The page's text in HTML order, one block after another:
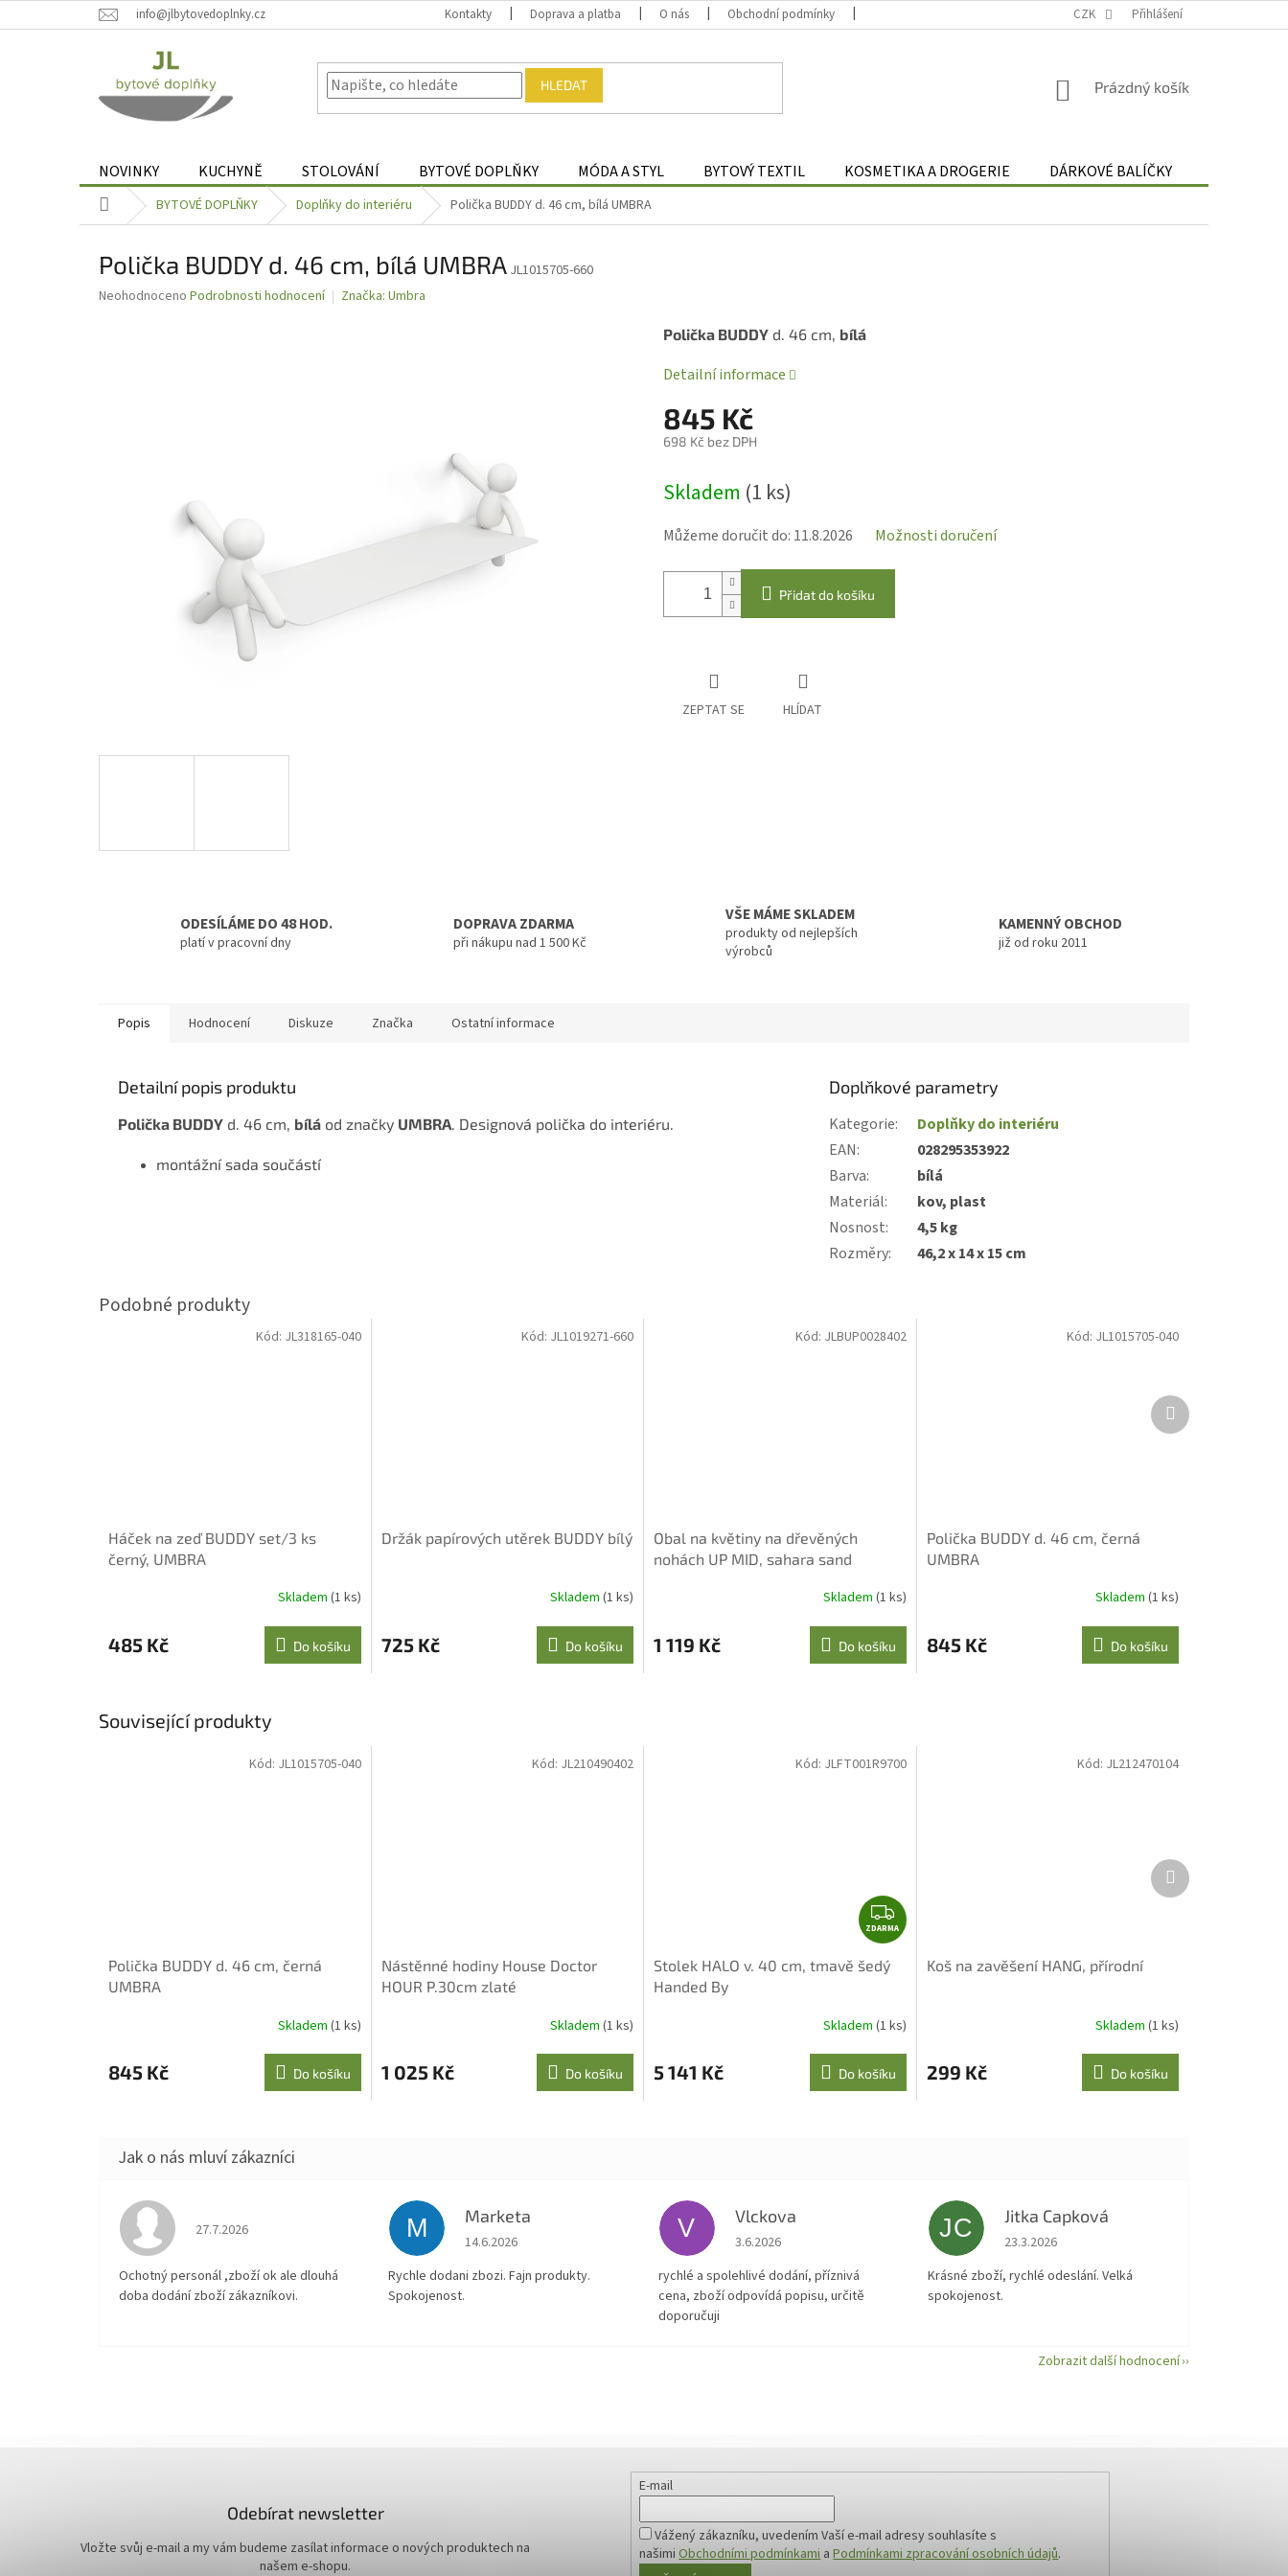
na
info@jlbytovedoplnky.cz Kontakty Doprava a platba O nás Obchodní podmínky Odstoupení od smlouvy
CZK Přihlášení
HLEDAT
NÁKUPNÍ
Prázdný košík
NOVINKY KUCHYNĚ STOLOVÁNÍ BYTOVÉ DOPLŇKY MÓDA A STYL BYTOVÝ TEXTIL KOSMETIKA A DROGERIE DÁRKOVÉ BALÍČKY
Domů BYTOVÉ DOPLŇKY Doplňky do interiéru Polička BUDDY d. 46 cm, bílá UMBRA
Polička BUDDY d. 46 cm, bílá UMBRA JL1015705-660
Průměrné
Neohodnoceno Podrobnosti hodnocení Značka: Umbra
845 Kč
698 Kč bez DPH
cena:
Skladem (1 ks)
Můžeme doručit do: 11.8.2026 Možnosti doručení
Přidat do košíku
Polička BUDDY d. 46 cm, bílá
Detailní informace
ZEPTAT SE HLÍDAT
ODESÍLÁME DO 48 HOD.
platí v pracovní dny
DOPRAVA ZDARMA
při nákupu nad 1 500 Kč
VŠE MÁME SKLADEM
produkty od nejlepších
výrobců
KAMENNÝ OBCHOD
již od roku 2011
Popis Hodnocení Diskuze Značka Ostatní informace
Detailní popis produktu
Polička BUDDY d. 46 cm, bílá od značky UMBRA . Designová polička do interiéru.
montážní sada součástí
Doplňkové parametry
Kategorie:
Doplňky do interiéru
EAN:
028295353922
Barva:
bílá
Materiál:
kov, plast
Nosnost:
4,5 kg
Rozměry: 46,2 x 14 x 15 cm
Háček na zeď BUDDY set/3 ks
černý, UMBRA
Skladem (1 ks)
485 Kč Do košíku
Kód: JL318165-040
Držák papírových utěrek BUDDY bílý
Skladem (1 ks)
725 Kč Do košíku
Kód: JL1019271-660
Obal na květiny na dřevěných
nohách UP MID, sahara sand
Skladem (1 ks)
1 119 Kč Do košíku
Kód: JLBUP0028402
Polička BUDDY d. 46 cm, černá
UMBRA
Skladem (1 ks)
845 Kč Do košíku
Kód: JL1015705-040
Další
produkt
Související produkty
Polička BUDDY d. 46 cm, černá
UMBRA
Skladem (1 ks)
845 Kč Do košíku
Kód: JL1015705-040
Nástěnné hodiny House Doctor
HOUR P.30cm zlaté
Skladem (1 ks)
1 025 Kč Do košíku
Kód: JL210490402
Z
D
A
ZDARMA
Stolek HALO v. 40 cm, tmavě šedý
Handed By
Skladem (1 ks)
5 141 Kč Do košíku
Kód: JLFT001R9700
Koš na zavěšení HANG, přírodní
Skladem (1 ks)
299 Kč Do košíku
Kód: JL212470104
Další
produkt
Hodnocení obchodu je 4 z 5 hvězdiček.
27.7.2026
Ochotný personál ,zboží ok ale dlouhá
doba dodání zboží zákazníkovi.
M Marketa
Hodnocení obchodu je 5 z 5 hvězdiček.
14.6.2026
Rychle dodani zbozi. Fajn produkty.
Spokojenost.
V Vlckova
Hodnocení obchodu je 5 z 5 hvězdiček.
3.6.2026
rychlé a spolehlivé dodání, příznivá
cena, zboží odpovídá popisu, určitě
doporučuji
JC Jitka Capková
Hodnocení obchodu je 5 z 5 hvězdiček.
23.3.2026
Krásné zboží, rychlé odeslání. Velká
spokojenost.
Zobrazit další hodnocení
Odebírat newsletter
Vložte svůj e-mail a my vám budeme zasílat informace o nových produktech na
našem e-shopu.
E-mail
Vážený zákazníku, uvedením Vaší e-mail adresy souhlasíte s
našimiObchodními podmínkamiaPodmínkami zpracování osobních údajů.